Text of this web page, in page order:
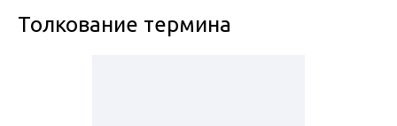
Толкование термина